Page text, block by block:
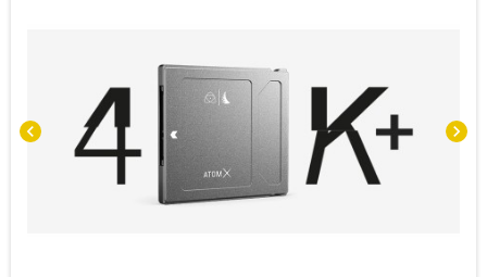
chevron_left chevron_right